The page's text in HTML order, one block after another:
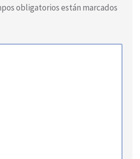
obligatorios están marcados